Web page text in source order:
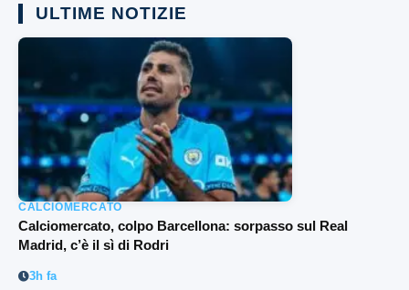
ULTIME NOTIZIE
CALCIOMERCATO
Calciomercato, colpo Barcellona: sorpasso sul Real
Madrid, c’è il sì di Rodri
3h fa